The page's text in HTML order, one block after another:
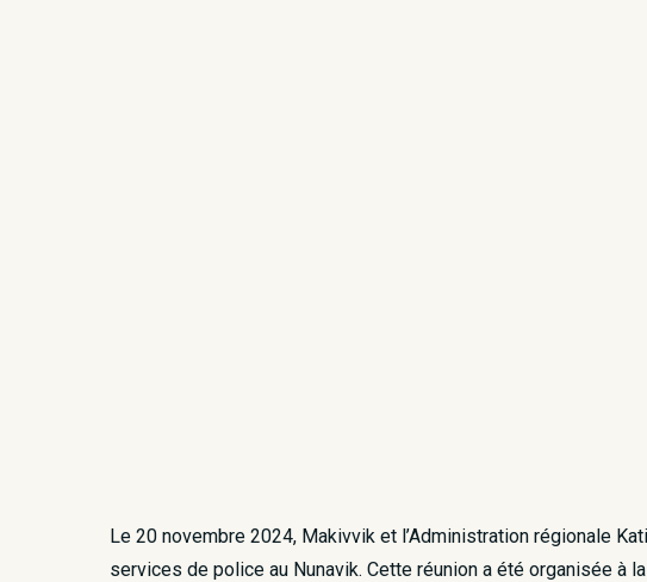
Le 20 novembre 2024, Makivvik et l’Administration régionale
services de police au Nunavik. Cette réunion a été organisée à